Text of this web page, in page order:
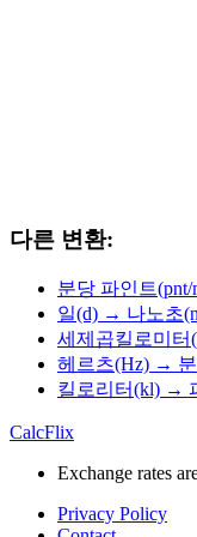
다른 변환:
분당 파인트
일(d) → 나노초
세제곱킬로미
헤르츠(Hz) →
킬로리터(kl) →
CalcFlix
Exchange rates
Privacy Policy